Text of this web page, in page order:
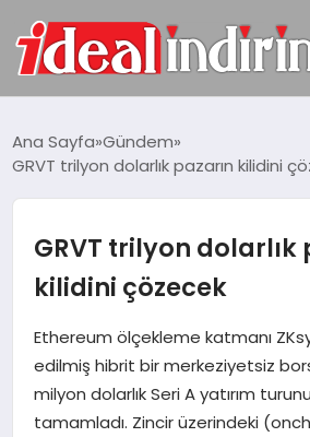
BILGISAYAR
DÜNYA
SEYAHAT
TEKNOLOJI
YAŞAM
Ana Sayfa Gündem
GRVT trilyon dolarlık pazarın kilidini
GRVT trilyon dolarlık
kilidini çözecek
Ethereum ölçekleme katmanı
edilmiş hibrit bir merkeziyetsiz
milyon dolarlık Seri A yatırım
tamamladı. Zincir üzerindeki